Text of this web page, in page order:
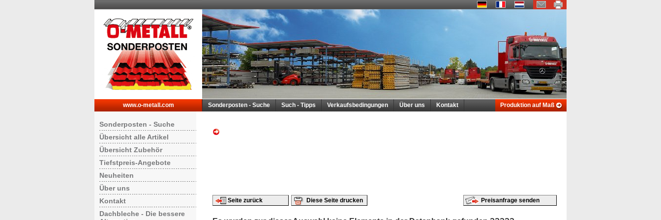
www.o-metall.com Sonderposten - Suche Such - Tipps Verkaufsbedingungen Über uns Kontakt Produktion auf Maß
Sonderposten - Suche
Übersicht alle Artikel
Übersicht Zubehör
Tiefstpreis-Angebote
Neuheiten
Über uns
Kontakt
Dachbleche - Die bessere
Seite zurück Diese Seite drucken Preisanfrage senden